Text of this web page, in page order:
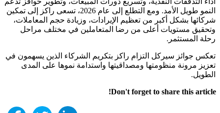
النمو طويل الأمد. ومع التطلع إلى عام 2026، تسعى راكز إلى تمكين
شركائها بشكل أكبر من تعظيم الإيرادات، وزيادة حجم المعاملات،
وتحقيق مستويات أعلى من رضا المتعاملين في مختلف مراحل
رحلة المستثمر.
تعكس جوائز سيركل التزام راكز بتكريم الشركاء الذين يسهمون في
تعزيز مرونة منظومتها ومصداقيتها واستدامة نموها على المدى
الطويل.
Don't forget to share this article!